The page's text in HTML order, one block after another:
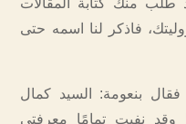
طلب منك كتابة المقالات
فاذكر لنا اسمه حتى
بنعومة: السيد كمال
وقد نفيت تمامًا معرفتي